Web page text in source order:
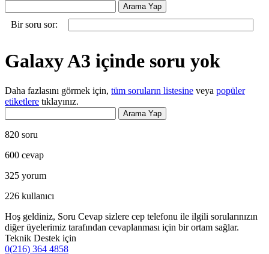
Bir soru sor:
Galaxy A3 içinde soru yok
Daha fazlasını görmek için, tüm soruların listesine veya popüler
etiketlere tıklayınız.
820 soru
600 cevap
325 yorum
226 kullanıcı
Hoş geldiniz, Soru Cevap sizlere cep telefonu ile ilgili sorularınızın
diğer üyelerimiz tarafından cevaplanması için bir ortam sağlar.
Teknik Destek için
0(216) 364 4858